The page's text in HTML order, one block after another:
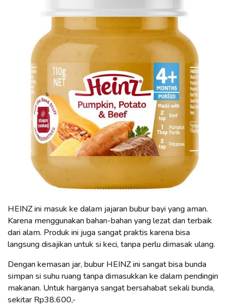
HEINZ ini masuk ke dalam jajaran bubur bayi yang aman.
Karena menggunakan bahan-bahan yang lezat dan terbaik
dari alam. Produk ini juga sangat praktis karena bisa
langsung disajikan untuk si keci, tanpa perlu dimasak ulang.
Dengan kemasan jar, bubur HEINZ ini sangat bisa bunda
simpan si suhu ruang tanpa dimasukkan ke dalam pendingin
makanan. Untuk harganya sangat bersahabat sekali bunda,
sekitar Rp38.600,-